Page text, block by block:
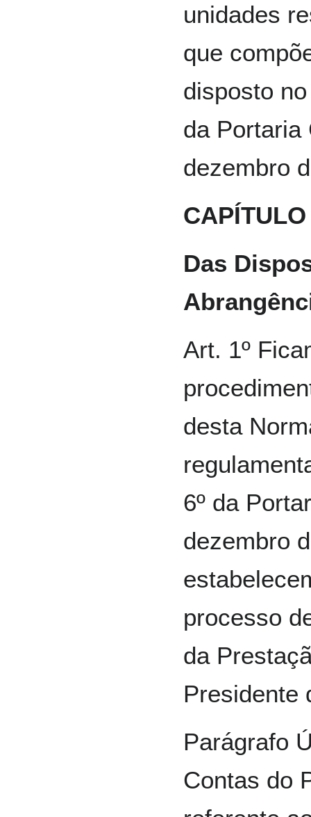
unidades
que
disposto
da Portaria
dezembro
Das
Art. 1º
desta
6º da
dezembro
processo
da
Presidente
Parágrafo
Contas do